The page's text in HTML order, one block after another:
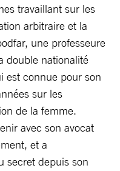
travaillant sur les
arbitraire et la
une professeure
double nationalité
est connue pour son
sur les
de la femme.
avec son avocat
et a
secret depuis son